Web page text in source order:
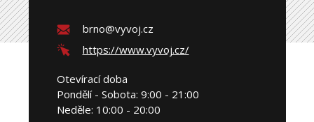
brno@vyvoj.cz
https://www.vyvoj.cz/
Otevírací doba
Pondělí - Sobota: 9:00 - 21:00
Neděle: 10:00 - 20:00